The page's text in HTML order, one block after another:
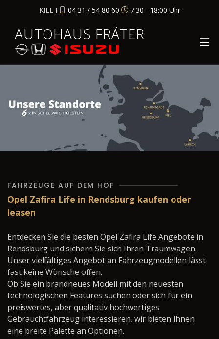
KIEL I: 04 31 / 54 80 60 7:30 - 18:00 Uhr
AUTOHAUS FRÄTER
FAHRZEUGE AUF DEM HOF
Opel Zafira Life in Rendsburg kaufen oder
leasen
Entdecken Sie die besten Opel Zafira Life Angebote in
Rendsburg und sichern Sie sich Ihren Traumwagen.
Unser vielfältiges Angebot an Fahrzeugmodellen lässt
fast keine Wünsche offen.
Ob Sie ein brandneues Modell mit den neuesten
technologischen Features suchen oder sich für ein
preiswertes, aber qualitativ hochwertiges
Gebrauchtfahrzeug interessieren, wir bieten Ihnen
eine breite Palette an Optionen.